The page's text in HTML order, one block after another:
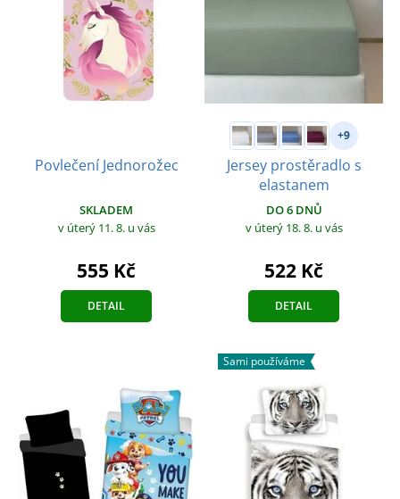
Povlečení Jednorožec
SKLADEM
v úterý 11. 8. u vás
555 Kč
DETAIL
+9
Jersey prostěradlo s
elastanem
DO 6 DNŮ
v úterý 18. 8. u vás
522 Kč
DETAIL
Sami používáme